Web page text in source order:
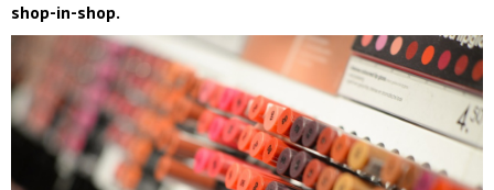
shop-in-shop.